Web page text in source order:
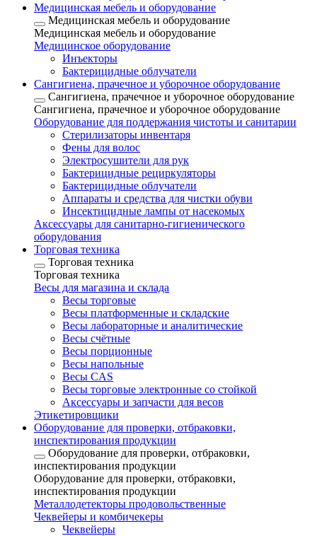
Медицинская мебель и оборудование
Медицинская мебель и оборудование
Медицинская мебель и оборудование
Медицинское оборудование
Инъекторы
Бактерицидные облучатели
Сангигиена, прачечное и уборочное оборудование
Сангигиена, прачечное и уборочное оборудование
Сангигиена, прачечное и уборочное оборудование
Оборудование для поддержания чистоты и санитарии
Стерилизаторы инвентаря
Фены для волос
Электросушители для рук
Бактерицидные рециркуляторы
Бактерицидные облучатели
Аппараты и средства для чистки обуви
Инсектицидные лампы от насекомых
Аксессуары для санитарно-гигиенического
оборудования
Торговая техника
Торговая техника
Торговая техника
Весы для магазина и склада
Весы торговые
Весы платформенные и складские
Весы лабораторные и аналитические
Весы счётные
Весы порционные
Весы напольные
Весы CAS
Весы торговые электронные со стойкой
Аксессуары и запчасти для весов
Этикетировщики
Оборудование для проверки, отбраковки,
инспектирования продукции
Оборудование для проверки, отбраковки,
инспектирования продукции
Оборудование для проверки, отбраковки,
инспектирования продукции
Металлодетекторы продовольственные
Чеквейеры и комбичекеры
Чеквейеры